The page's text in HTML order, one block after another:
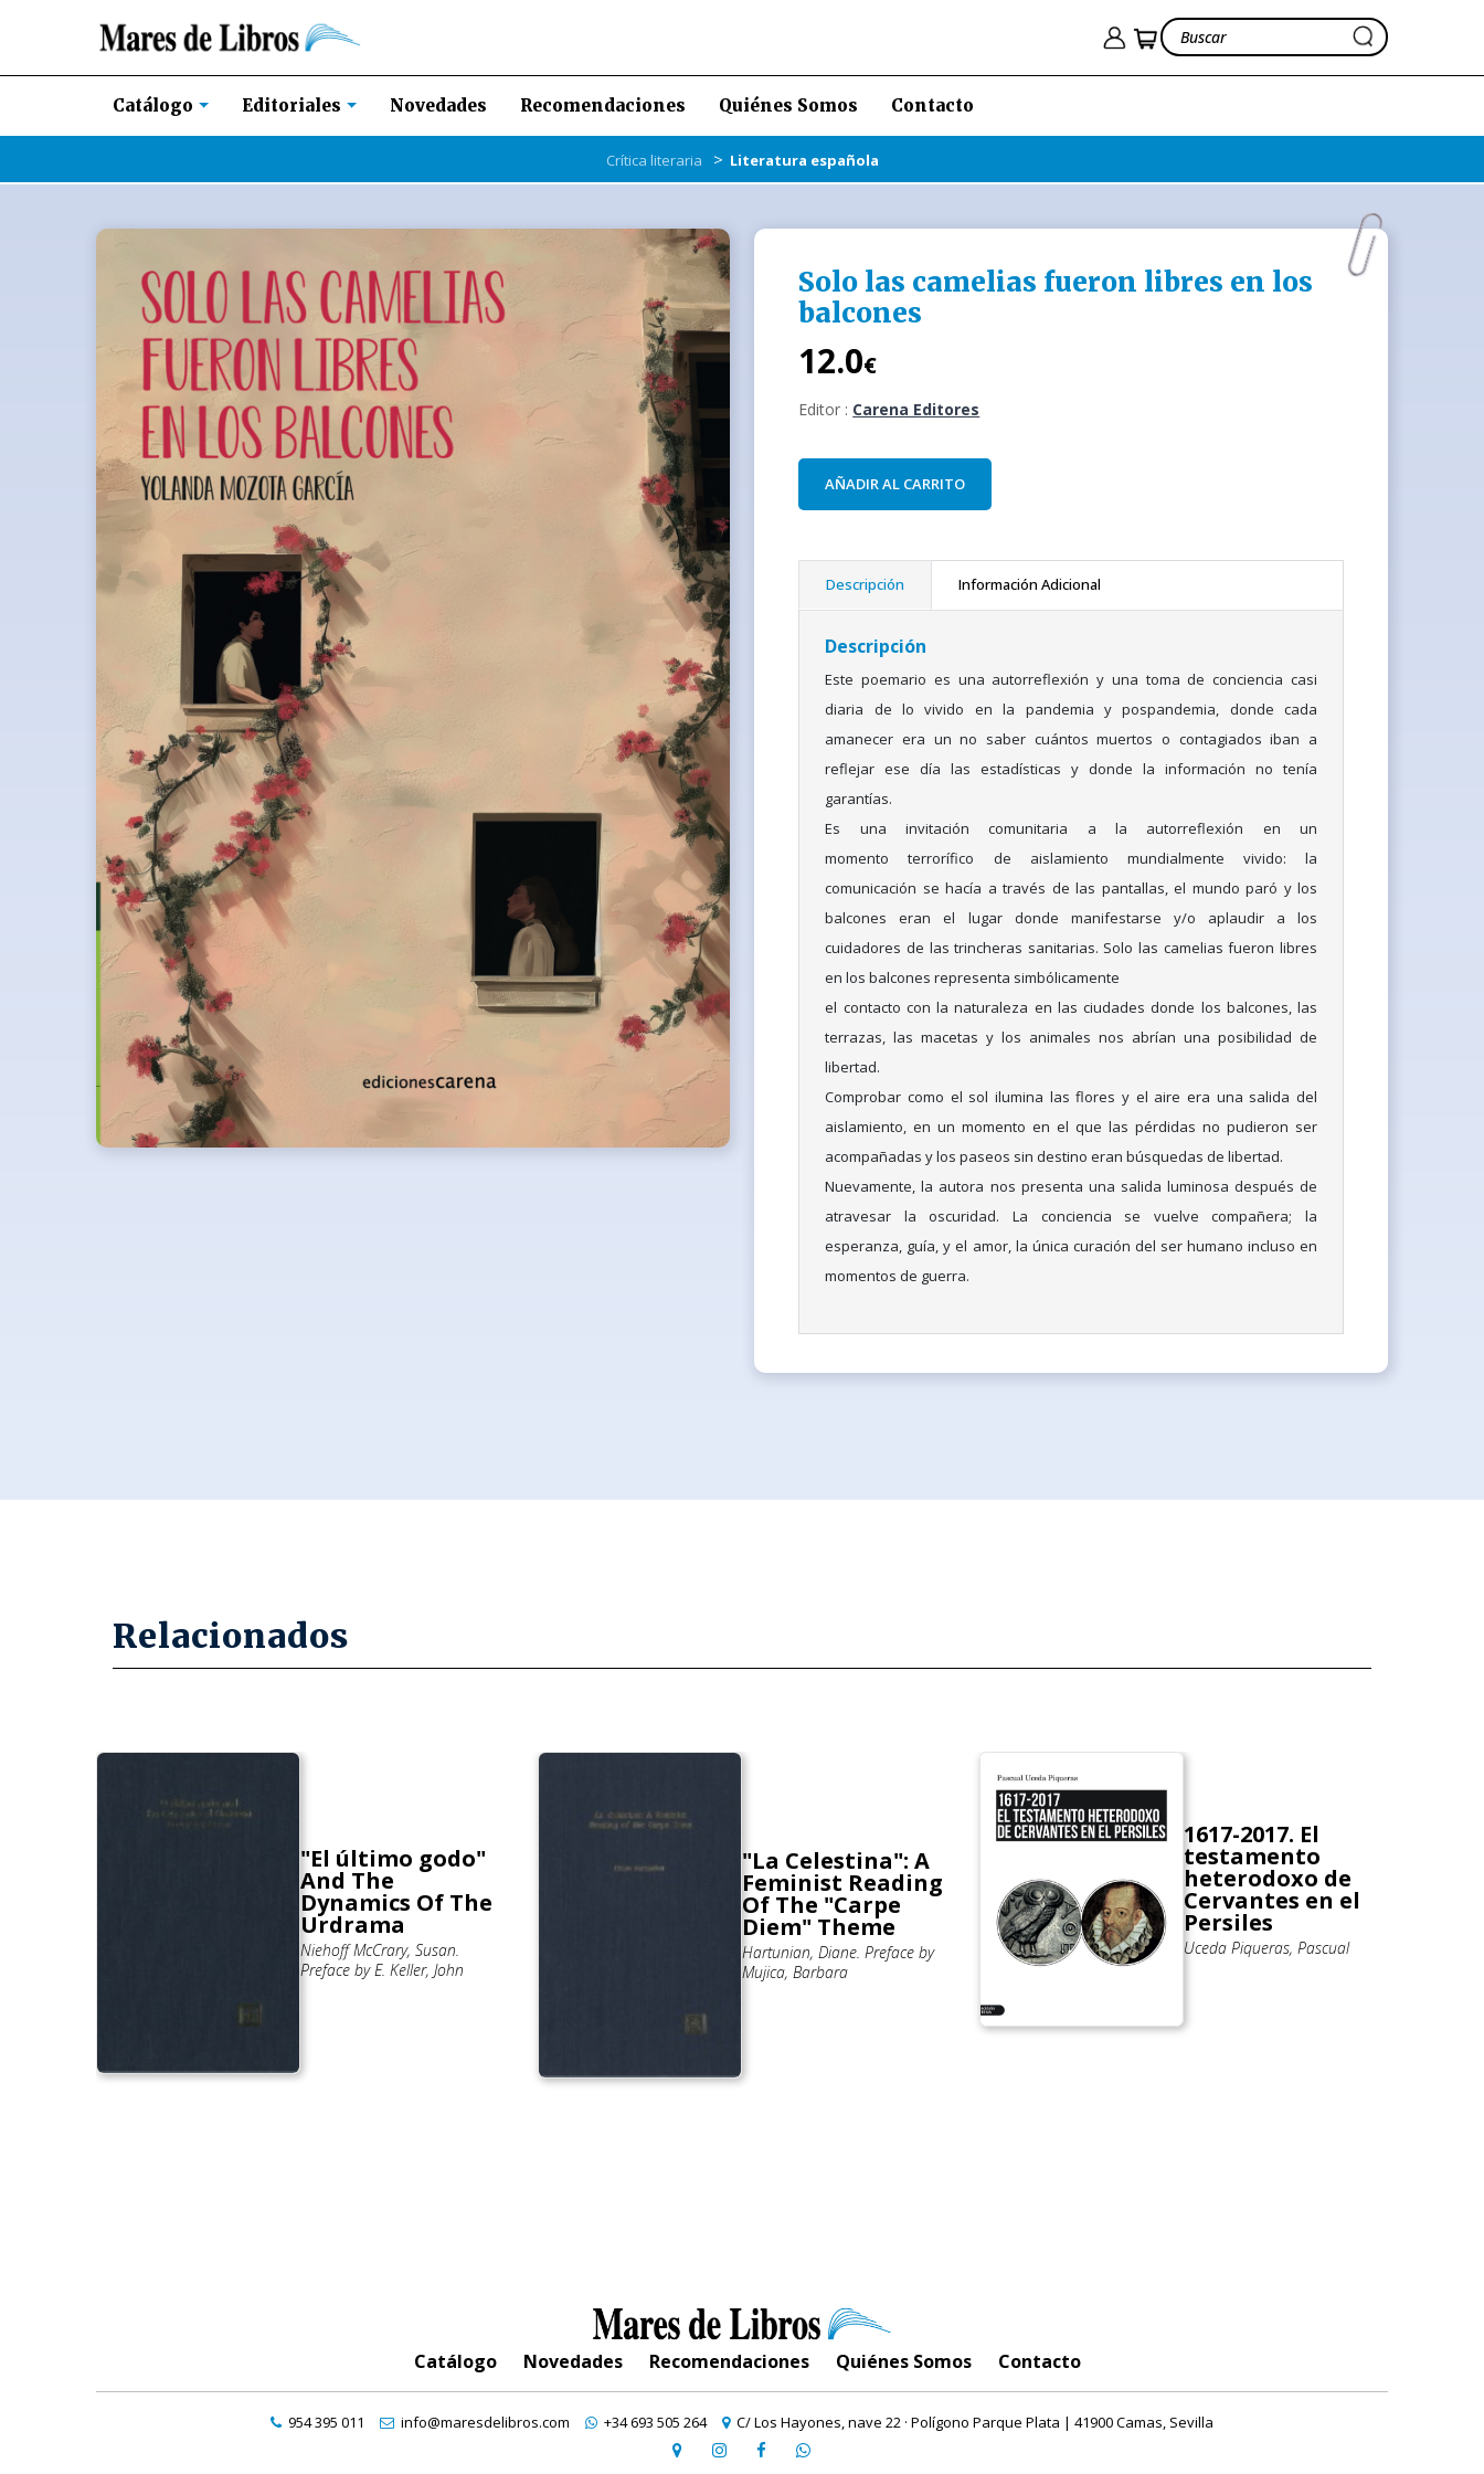
Catálogo Editoriales Novedades Recomendaciones Quiénes Somos Contacto
Crítica literaria > Literatura española
Solo las camelias fueron libres en los
balcones
12.0€
Editor : Carena Editores
AÑADIR AL CARRITO
Descripción Información Adicional
Descripción
Este poemario es una autorreflexión y una toma de conciencia casi
diaria de lo vivido en la pandemia y pospandemia, donde cada
amanecer era un no saber cuántos muertos o contagiados iban a
reflejar ese día las estadísticas y donde la información no tenía
garantías.
Es una invitación comunitaria a la autorreflexión en un
momento terrorífico de aislamiento mundialmente vivido: la
comunicación se hacía a través de las pantallas, el mundo paró y los
balcones eran el lugar donde manifestarse y/o aplaudir a los
cuidadores de las trincheras sanitarias. Solo las camelias fueron libres
en los balcones representa simbólicamente
el contacto con la naturaleza en las ciudades donde los balcones, las
terrazas, las macetas y los animales nos abrían una posibilidad de
libertad.
Comprobar como el sol ilumina las flores y el aire era una salida del
aislamiento, en un momento en el que las pérdidas no pudieron ser
acompañadas y los paseos sin destino eran búsquedas de libertad.
Nuevamente, la autora nos presenta una salida luminosa después de
atravesar la oscuridad. La conciencia se vuelve compañera; la
esperanza, guía, y el amor, la única curación del ser humano incluso en
momentos de guerra.
Relacionados
"El último godo"
And The
Dynamics Of The
Urdrama
Niehoff McCrary, Susan.
Preface by E. Keller, John
"La Celestina": A
Feminist Reading
Of The "Carpe
Diem" Theme
Hartunian, Diane. Preface by
Mujica, Barbara
1617-2017. El
testamento
heterodoxo de
Cervantes en el
Persiles
Uceda Piqueras, Pascual
Catálogo Novedades Recomendaciones Quiénes Somos Contacto
954 395 011 info@maresdelibros.com +34 693 505 264 C/ Los Hayones, nave 22 · Polígono Parque Plata | 41900 Camas, Sevilla